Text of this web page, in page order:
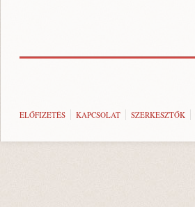
ELŐFIZETÉS KAPCSOLAT SZERKESZTŐK